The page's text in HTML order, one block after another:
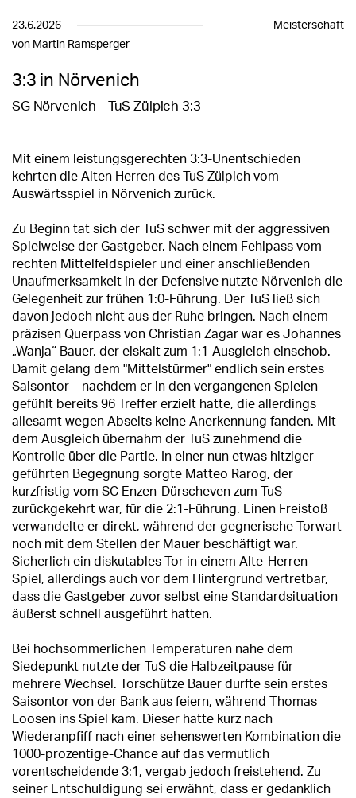
23.6.2026
Meisterschaft
von Martin Ramsperger
3:3 in Nörvenich
SG Nörvenich - TuS Zülpich 3:3
Mit einem leistungsgerechten 3:3-Unentschieden
kehrten die Alten Herren des TuS Zülpich vom
Auswärtsspiel in Nörvenich zurück.
Zu Beginn tat sich der TuS schwer mit der aggressiven
Spielweise der Gastgeber. Nach einem Fehlpass vom
rechten Mittelfeldspieler und einer anschließenden
Unaufmerksamkeit in der Defensive nutzte Nörvenich die
Gelegenheit zur frühen 1:0-Führung. Der TuS ließ sich
davon jedoch nicht aus der Ruhe bringen. Nach einem
präzisen Querpass von Christian Zagar war es Johannes
„Wanja“ Bauer, der eiskalt zum 1:1-Ausgleich einschob.
Damit gelang dem "Mittelstürmer" endlich sein erstes
Saisontor – nachdem er in den vergangenen Spielen
gefühlt bereits 96 Treffer erzielt hatte, die allerdings
allesamt wegen Abseits keine Anerkennung fanden. Mit
dem Ausgleich übernahm der TuS zunehmend die
Kontrolle über die Partie. In einer nun etwas hitziger
geführten Begegnung sorgte Matteo Rarog, der
kurzfristig vom SC Enzen-Dürscheven zum TuS
zurückgekehrt war, für die 2:1-Führung. Einen Freistoß
verwandelte er direkt, während der gegnerische Torwart
noch mit dem Stellen der Mauer beschäftigt war.
Sicherlich ein diskutables Tor in einem Alte-Herren-
Spiel, allerdings auch vor dem Hintergrund vertretbar,
dass die Gastgeber zuvor selbst eine Standardsituation
äußerst schnell ausgeführt hatten.
Bei hochsommerlichen Temperaturen nahe dem
Siedepunkt nutzte der TuS die Halbzeitpause für
mehrere Wechsel. Torschütze Bauer durfte sein erstes
Saisontor von der Bank aus feiern, während Thomas
Loosen ins Spiel kam. Dieser hatte kurz nach
Wiederanpfiff nach einer sehenswerten Kombination die
1000-prozentige-Chance auf das vermutlich
vorentscheidende 3:1, vergab jedoch freistehend. Zu
seiner Entschuldigung sei erwähnt, dass er gedanklich